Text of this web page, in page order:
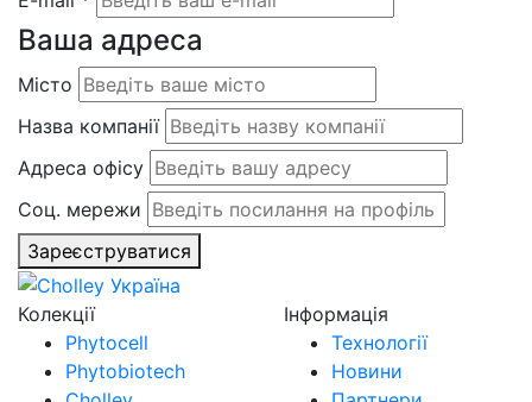
Ваша адреса
Місто
Назва компанії
Адреса офісу
Соц. мережи
Зареєструватися
Колекції
Phytocell
Phytobiotech
Інформація
Технології
Новини